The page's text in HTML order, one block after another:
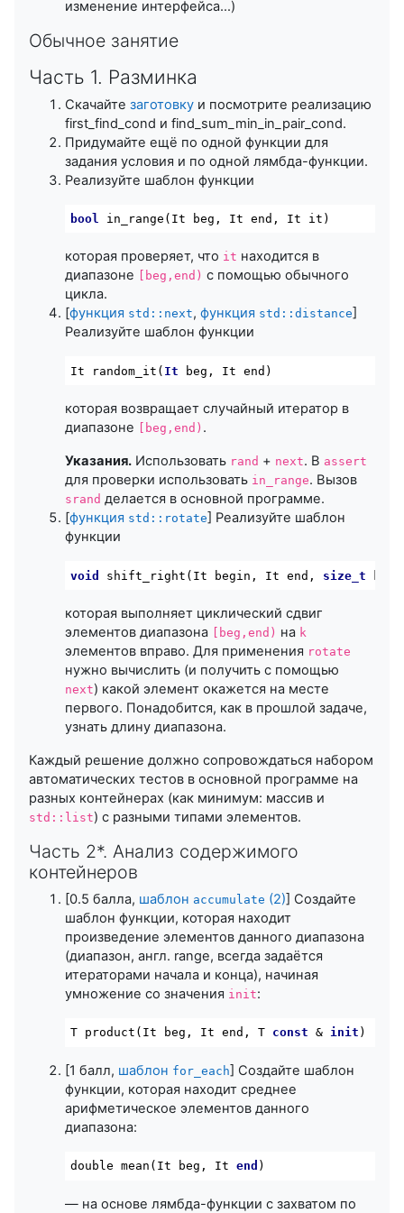
изменение интерфейса…)
Обычное занятие
Часть 1. Разминка
Скачайте заготовку и посмотрите реализацию
first_find_cond и find_sum_min_in_pair_cond.
Придумайте ещё по одной функции для
задания условия и по одной лямбда-функции.
Реализуйте шаблон функции
bool in_range (It beg, It end , It it)
которая проверяет, что it находится в
диапазоне
[beg,end) с помощью обычного
цикла.
[функция std::next, функция std::distance
Реализуйте шаблон функции
It random_it( It beg, It end)
которая возвращает случайный итератор в
диапазоне
[beg,end) .
Указания. Использовать rand + next. В assert
для проверки использовать in_range. Вызов
srand делается в основной программе.
[функция std::rotate] Реализуйте шаблон
функции
void shift_right (It begin , It end , size_t
которая выполняет циклический сдвиг
элементов диапазона
[beg,end) на k
элементов вправо. Для применения rotate
нужно вычислить (и получить с помощью
next) какой элемент окажется на месте
первого. Понадобится, как в прошлой задаче,
узнать длину диапазона.
Каждый решение должно сопровождаться набором
автоматических тестов в основной программе на
разных контейнерах (как минимум: массив и
std::list) с разными типами элементов.
Часть 2*. Анализ содержимого
контейнеров
[0.5 балла, шаблон accumulate (2)] Создайте
шаблон функции, которая находит
произведение элементов данного диапазона
(диапазон, англ. range, всегда задаётся
итераторами начала и конца), начиная
умножение со значения init:
T product(It beg, It end, T const & init )
[1 балл, шаблон for_each] Создайте шаблон
функции, которая находит среднее
арифметическое элементов данного
диапазона:
double mean (It beg, It end )
— на основе лямбда-функции с захватом по